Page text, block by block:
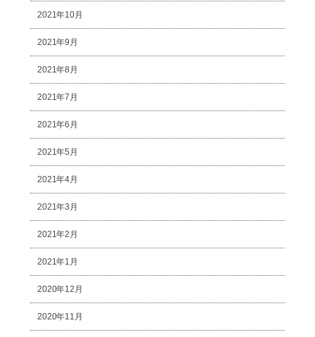
2021年10月
2021年9月
2021年8月
2021年7月
2021年6月
2021年5月
2021年4月
2021年3月
2021年2月
2021年1月
2020年12月
2020年11月